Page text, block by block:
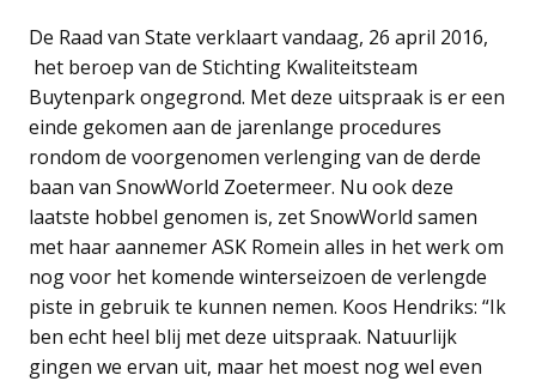
De Raad van State verklaart vandaag, 26 april 2016,
het beroep van de Stichting Kwaliteitsteam
Buytenpark ongegrond. Met deze uitspraak is er een
einde gekomen aan de jarenlange procedures
rondom de voorgenomen verlenging van de derde
baan van SnowWorld Zoetermeer. Nu ook deze
laatste hobbel genomen is, zet SnowWorld samen
met haar aannemer ASK Romein alles in het werk om
nog voor het komende winterseizoen de verlengde
piste in gebruik te kunnen nemen. Koos Hendriks: “Ik
ben echt heel blij met deze uitspraak. Natuurlijk
gingen we ervan uit, maar het moest nog wel even